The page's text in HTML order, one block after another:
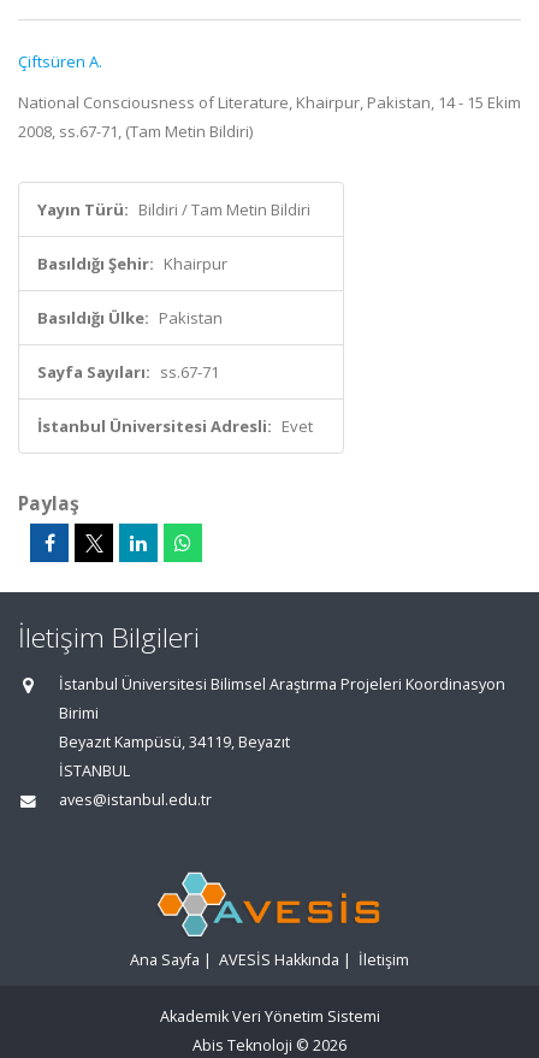
Çiftsüren A.
National Consciousness of Literature, Khairpur, Pakistan, 14 - 15 Ekim
2008, ss.67-71, (Tam Metin Bildiri)
Yayın Türü: Bildiri / Tam Metin Bildiri
Basıldığı Şehir: Khairpur
Basıldığı Ülke: Pakistan
Sayfa Sayıları: ss.67-71
İstanbul Üniversitesi Adresli: Evet
Paylaş
İletişim Bilgileri
İstanbul Üniversitesi Bilimsel Araştırma Projeleri Koordinasyon
Birimi
Beyazıt Kampüsü, 34119, Beyazıt
İSTANBUL
aves@istanbul.edu.tr
Ana Sayfa | AVESİS Hakkında | İletişim
Akademik Veri Yönetim Sistemi
Abis Teknoloji © 2026